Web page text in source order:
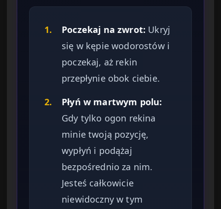
1. Poczekaj na zwrot: Ukryj
się w kępie wodorostów i
poczekaj, aż rekin
przepłynie obok ciebie.
2.
Płyń w martwym polu:
Gdy tylko ogon rekina
minie twoją pozycję,
wypłyń i podążaj
bezpośrednio za nim.
Jesteś całkowicie
niewidoczny w tym